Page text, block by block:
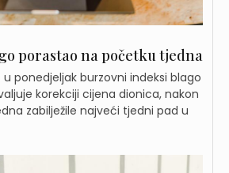
porastao na početku tjedna
ponedjeljak burzovni indeksi blago
korekciji cijena dionica, nakon
zabilježile najveći tjedni pad u